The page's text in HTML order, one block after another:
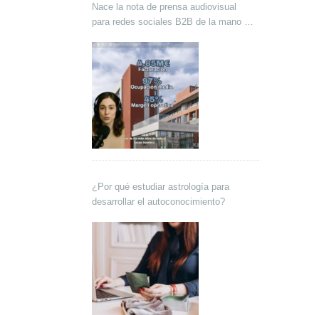
Nace la nota de prensa audiovisual
para redes sociales B2B de la mano de
¿Por qué estudiar astrología para
desarrollar el autoconocimiento?